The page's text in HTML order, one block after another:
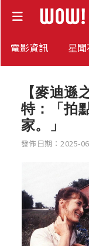
電影資訊 星
【麥迪遜
特：「拍
家。」
發佈日期：2025-